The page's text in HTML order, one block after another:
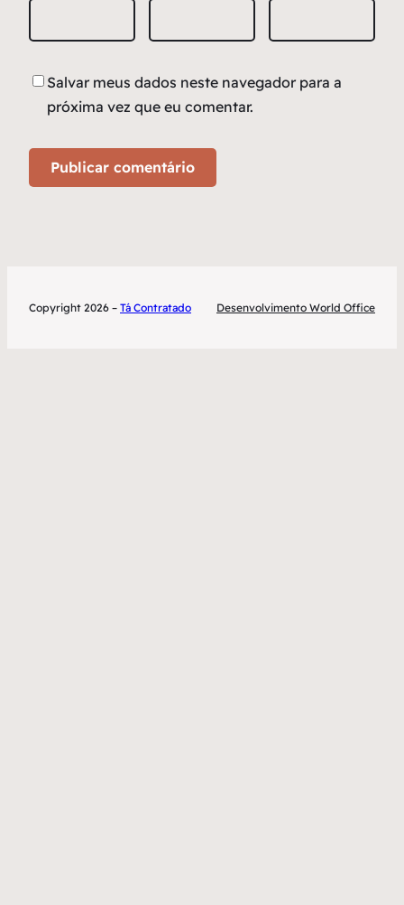
Salvar meus dados neste navegador para a
próxima vez que eu comentar.
Copyright 2026 – Tá Contratado Desenvolvimento World Office